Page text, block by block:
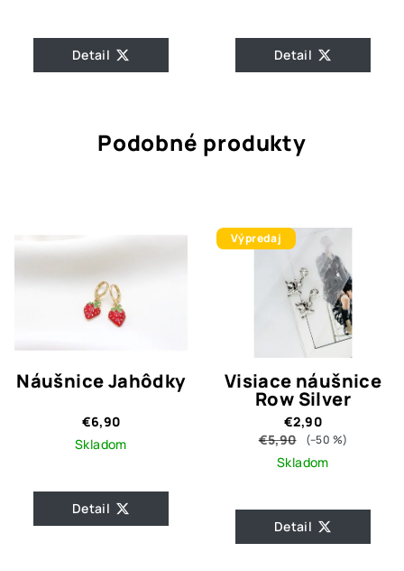
Detail Detail
Podobné produkty
Náušnice Jahôdky
€6,90
Skladom
Detail
Výpredaj
Visiace náušnice
Row Silver
€2,90
€5,90
(–50 %)
Skladom
Detail